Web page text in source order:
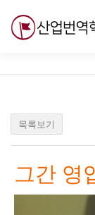
목록보기
그간 영